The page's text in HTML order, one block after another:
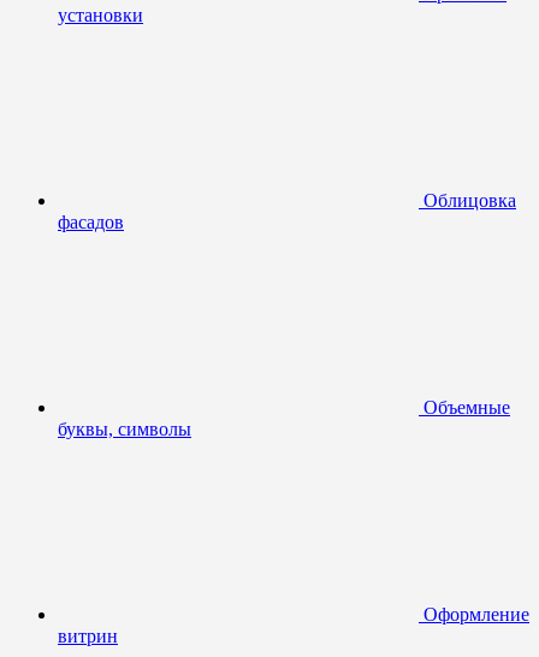
установки
Облицовка
фасадов
Объемные
буквы, символы
Оформление
витрин